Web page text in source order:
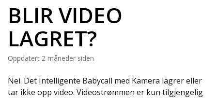
BLIR VIDEO
LAGRET?
Oppdatert 2 måneder siden
Nei. Det Intelligente Babycall med Kamera lagrer eller
tar ikke opp video. Videostrømmen er kun tilgjengelig